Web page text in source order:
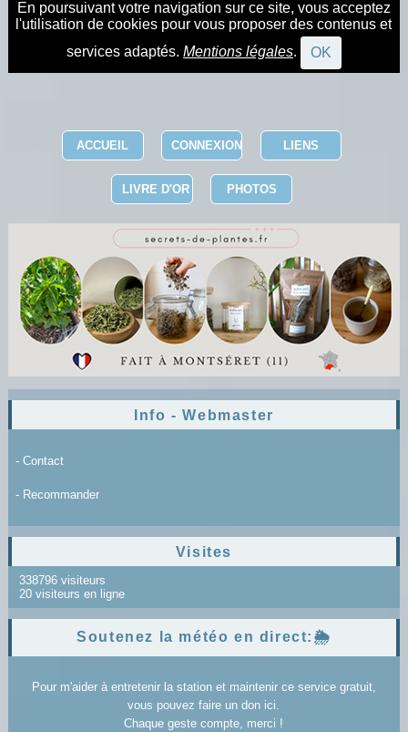
En poursuivant votre navigation sur ce site, vous acceptez
l'utilisation de cookies pour vous proposer des contenus et
services adaptés. Mentions légales. OK
ACCUEIL CONNEXION LIENS
LIVRE D'OR PHOTOS
Info - Webmaster
- Contact
- Recommander
Visites
338796 visiteurs
20 visiteurs en ligne
Soutenez la météo en direct:🌦️
Pour m'aider à entretenir la station et maintenir ce service gratuit,
vous pouvez faire un don ici.
Chaque geste compte, merci !